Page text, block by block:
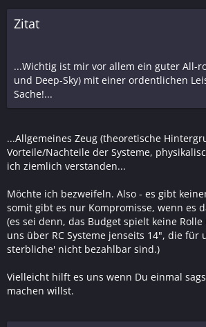
Zitat
...Wichtig ist mir vor allem ein guter All-
und Deep-Sky) mit einer ordentlichen
Sache!...
...Allgemeines Zeug (theoretische
Vorteile/Nachteile der Systeme,
ich ziemlich verstanden...
Möchte ich bezweifeln. Also - es gibt
somit gibt es nur Kompromisse, wenn es
(es sei denn, das Budget spielt keine
uns über RC Systeme jenseits 14", die für
sterbliche' nicht bezahlbar sind.)
Vielleicht hilft es uns wenn Du einmal
machen willst.